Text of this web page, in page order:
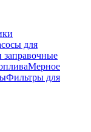
для
заправочные
Мерное
Фильтры для